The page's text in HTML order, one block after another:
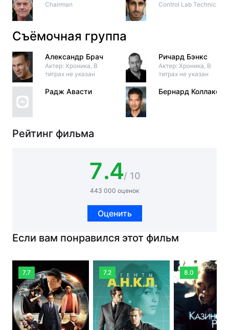
Chairman Control Lab Technician
Съёмочная группа
Александр Брач
Актер: Хроника, В
титрах не указан
Радж Авасти
Ричард Бэнкс
Актер: Хроника, В
титрах не указан
Бернард Коллако
Рейтинг фильма
7.4/ 10
443 000 оценок
Оценить
Если вам понравился этот фильм
7.7 7.2 8.0